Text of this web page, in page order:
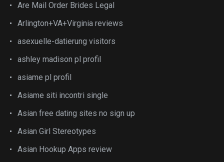
Are Mail Order Brides Legal
Arlington+VA+Virginia reviews
asexuelle-datierung visitors
ashley madison pl profil
asiame pl profil
Asiame siti incontri single
Asian free dating sites no sign up
Asian Girl Stereotypes
Asian Hookup Apps review